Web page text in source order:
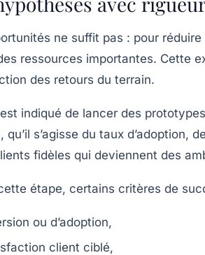
ne suffit pas : pour
ressources importantes. Cette
des retours du terrain.
indiqué de lancer des
qu’il s’agisse du taux
fidèles qui deviennent des
étape, certains critères de
ou d’adoption,
client ciblé,